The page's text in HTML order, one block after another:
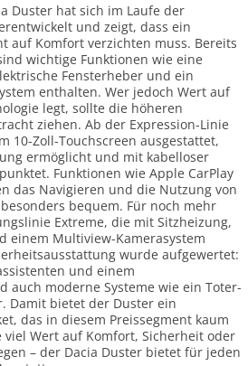
Duster hat sich im Laufe der
und zeigt, dass ein
auf Komfort verzichten muss. Bereits
wichtige Funktionen wie eine
Fensterheber und ein
enthalten. Wer jedoch Wert auf
legt, sollte die höheren
ziehen. Ab der Expression-Linie
10-Zoll-Touchscreen ausgestattet,
ermöglicht und mit kabelloser
Funktionen wie Apple CarPlay
das Navigieren und die Nutzung von
bequem. Für noch mehr
Extreme, die mit Sitzheizung,
einem Multiview-Kamerasystem
wurde aufgewertet:
und einem
auch moderne Systeme wie ein Toter-
Damit bietet der Duster ein
das in diesem Preissegment kaum
Wert auf Komfort, Sicherheit oder
– der Dacia Duster bietet für jeden